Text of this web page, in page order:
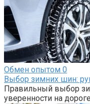
Обмен опытом 0
Выбор зимних шин:
Правильный выбор
уверенности на